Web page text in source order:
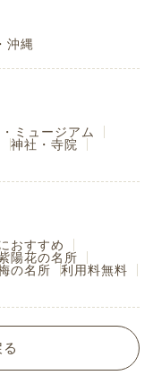
沖縄
ミュージアム
神社・寺院
おすすめ
陽花の名所
の名所
利用料無料